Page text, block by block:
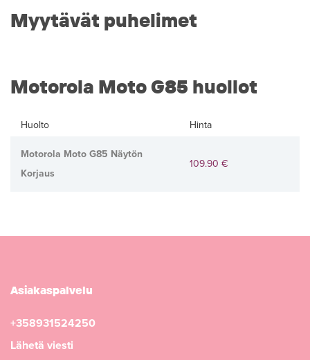
Myytävät puhelimet
Motorola Moto G85 huollot
Huolto Hinta
Motorola Moto G85 Näytön
Korjaus
109.90 €
Asiakaspalvelu
+358931524250
Lähetä viesti